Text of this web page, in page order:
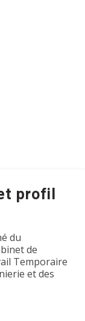
profil
du
de
Temporaire
et des